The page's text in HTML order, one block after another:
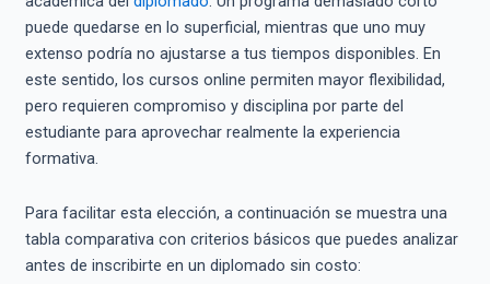
puede quedarse en lo superficial, mientras que uno muy
extenso podría no ajustarse a tus tiempos disponibles. En
este sentido, los cursos online permiten mayor flexibilidad,
pero requieren compromiso y disciplina por parte del
estudiante para aprovechar realmente la experiencia
formativa.
Para facilitar esta elección, a continuación se muestra una
tabla comparativa con criterios básicos que puedes analizar
antes de inscribirte en un diplomado sin costo: